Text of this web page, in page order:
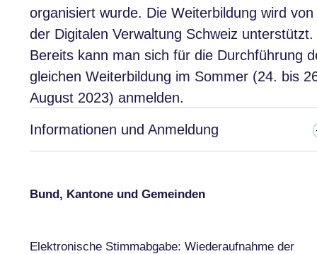
organisiert wurde. Die Weiterbildung wird von
der Digitalen Verwaltung Schweiz unterstützt.
Bereits kann man sich für die Durchführung
gleichen Weiterbildung im Sommer (24. bis
August 2023) anmelden.
Informationen und Anmeldung
Bund, Kantone und Gemeinden
Elektronische Stimmabgabe: Wiederaufnahme der